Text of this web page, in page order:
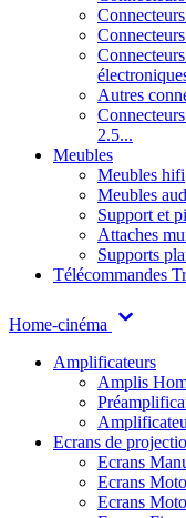
Autres
2.5...
Meubles
Meubles hifi
Meubles
Support et
Attaches
Supports
Télécommandes
Home-cinéma
Amplificateurs
Amplis
Ecrans de
Ecrans
Ecrans
Ecrans